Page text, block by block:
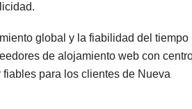
global y la fiabilidad del tiempo
de alojamiento web con
para los clientes de Nueva